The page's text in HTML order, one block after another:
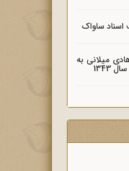
اسناد ساواک
میلانی به